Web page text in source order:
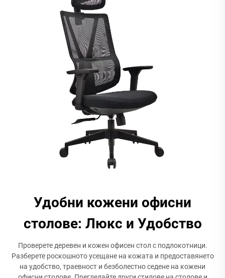
Удобни кожени офисни
столове: Люкс и Удобство
Проверете деревен и кожен офисен стол с подлокотници.
Разберете роскошното усещане на кожата и предоставянето
на удобство, траевност и безболестно седене на кожени